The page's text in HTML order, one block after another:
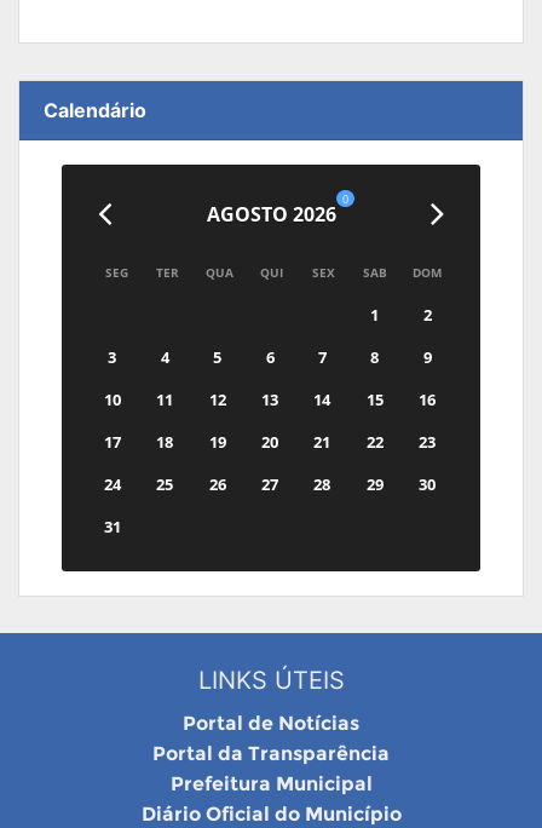
Calendário
AGOSTO 2026
0
SEG TER QUA QUI SEX SAB DOM
1
2
3
4 5 6 7 8
9
10
11 12 13 14 15
16
17
18 19 20 21 22
23
24
25 26 27 28 29
30
31
LINKS ÚTEIS
Portal de Notícias
Portal da Transparência
Prefeitura Municipal
Diário Oficial do Município